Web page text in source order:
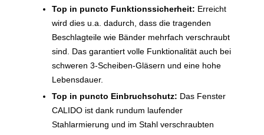
Top in puncto Funktionssicherheit: Erreicht
wird dies u.a. dadurch, dass die tragenden
Beschlagteile wie Bänder mehrfach verschraubt
sind. Das garantiert volle Funktionalität auch bei
schweren 3-Scheiben-Gläsern und eine hohe
Lebensdauer.
Top in puncto Einbruchschutz: Das Fenster
CALIDO ist dank rundum laufender
Stahlarmierung und im Stahl verschraubten